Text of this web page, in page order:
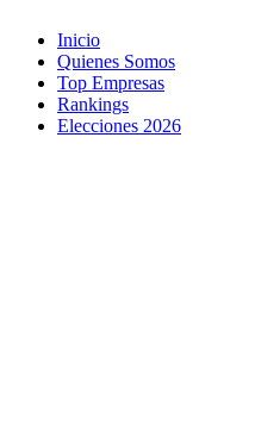
Inicio
Quienes Somos
Top Empresas
Rankings
Elecciones 2026